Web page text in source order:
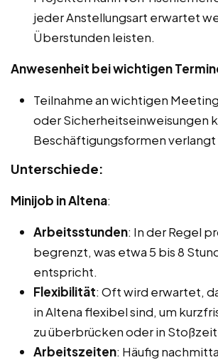
jeder Anstellungsart erwartet
Überstunden leisten.
Anwesenheit bei wichtigen
Teilnahme an wichtigen
oder Sicherheitseinweisungen
Beschäftigungsformen
Unterschiede:
Minijob in Altena:
Arbeitsstunden: In der Regel
begrenzt, was etwa 5 bis 8
entspricht.
Flexibilität: Oft wird erwartet,
in Altena flexibel sind, um
zu überbrücken oder in
Arbeitszeiten: Häufig